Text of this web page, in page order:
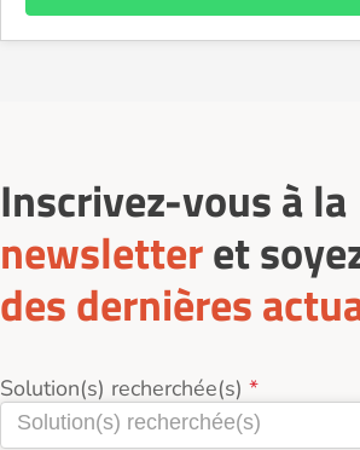
Inscrivez-vous à la
newsletteret
des dernières
Solution(s) recherchée(s)